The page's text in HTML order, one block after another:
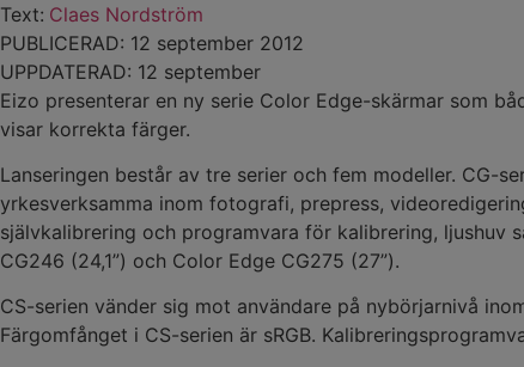
Text: Claes Nordström
PUBLICERAD: 12 september 2012
UPPDATERAD: 12 september
Eizo presenterar en ny serie Color Edge-skärmar som
visar korrekta färger.
Lanseringen består av tre serier och fem modeller.
yrkesverksamma inom fotografi, prepress,
självkalibrering och programvara för kalibrering, ljushuv
CG246 (24,1”) och Color Edge CG275 (27”).
CS-serien vänder sig mot användare på nybörjarnivå
Färgomfånget i CS-serien är sRGB.